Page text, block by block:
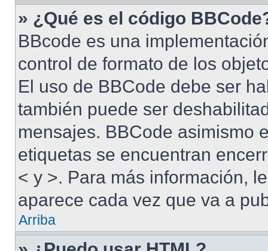
» ¿Qué es el código
BBcode es una
control de formato de los
El uso de BBCode debe ser
también puede ser
mensajes. BBCode asimismo
etiquetas se encuentran
< y >. Para más información,
aparece cada vez que va a
Arriba